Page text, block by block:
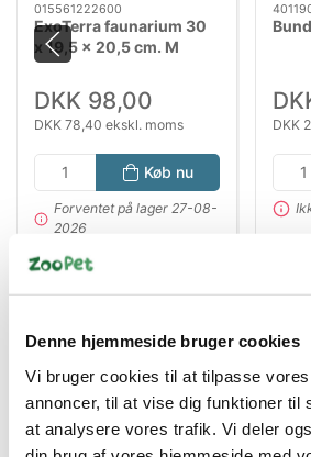
Denne hjemmeside bruger cookies
Vi bruger cookies til at tilpasse
annoncer, til at vise dig funktioner til
at analysere vores trafik. Vi deler
015561222600
ExoTerra faunarium 30
x 19,5 x 20,5 cm. M
DKK 98,00
DKK 78,40 ekskl. moms
Køb nu
Forventet på lager 27-08-
2026
DKK